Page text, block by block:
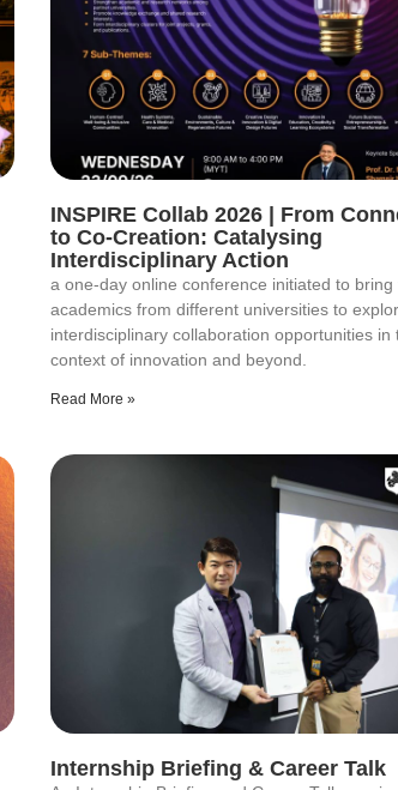
INSPIRE Collab 2026 | From
to Co-Creation: Catalysing
Interdisciplinary Action
a one-day online conference initiated to
academics from different universities to
interdisciplinary collaboration opportunities in
context of innovation and beyond.
Read More »
Internship Briefing & Career Talk